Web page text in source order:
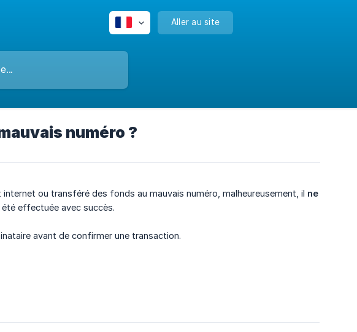
Aller au site
numéro ?
ou transféré des fonds au mauvais numéro, malheureusement, il ne
effectuée avec succès.
avant de confirmer une transaction.